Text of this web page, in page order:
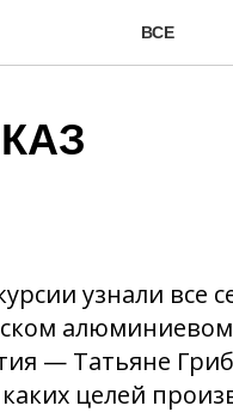
ВСЕ
узнали все
алюминиевом
— Татьяне
целей